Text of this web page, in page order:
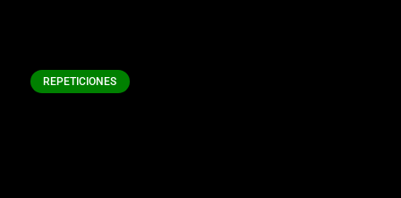
REPETICIONES